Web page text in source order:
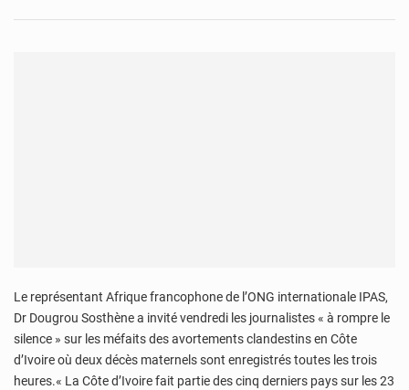
Le représentant Afrique francophone de l’ONG internationale IPAS,
Dr Dougrou Sosthène a invité vendredi les journalistes « à rompre le
silence » sur les méfaits des avortements clandestins en Côte
d’Ivoire où deux décès maternels sont enregistrés toutes les trois
heures.« La Côte d’Ivoire fait partie des cinq derniers pays sur les 23